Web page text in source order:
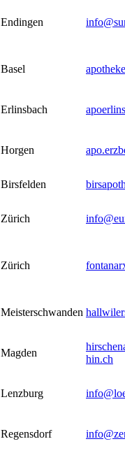
Endingen
Basel
Erlinsbach
Horgen
Birsfelden
Zürich
Zürich
Meisterschwanden
Magden
hin.ch
Lenzburg
Regensdorf